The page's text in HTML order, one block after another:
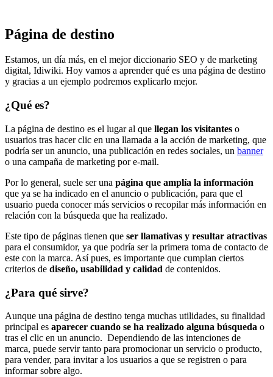
Página de destino
Estamos, un día más, en el mejor diccionario SEO y de marketing
digital, Idiwiki. Hoy vamos a aprender qué es una página de destino
y gracias a un ejemplo podremos explicarlo mejor.
¿Qué es?
La página de destino es el lugar al que llegan los visitantes o
usuarios tras hacer clic en una llamada a la acción de marketing, que
podría ser un anuncio, una publicación en redes sociales, un banner
o una campaña de marketing por e-mail.
Por lo general, suele ser una página que amplía la información
que ya se ha indicado en el anuncio o publicación, para que el
usuario pueda conocer más servicios o recopilar más información en
relación con la búsqueda que ha realizado.
Este tipo de páginas tienen que ser llamativas y resultar atractivas
para el consumidor, ya que podría ser la primera toma de contacto de
este con la marca. Así pues, es importante que cumplan ciertos
criterios de diseño, usabilidad y calidad de contenidos.
¿Para qué sirve?
Aunque una página de destino tenga muchas utilidades, su finalidad
principal es aparecer cuando se ha realizado alguna búsqueda o
tras el clic en un anuncio. Dependiendo de las intenciones de
marca, puede servir tanto para promocionar un servicio o producto,
para vender, para invitar a los usuarios a que se registren o para
informar sobre algo.